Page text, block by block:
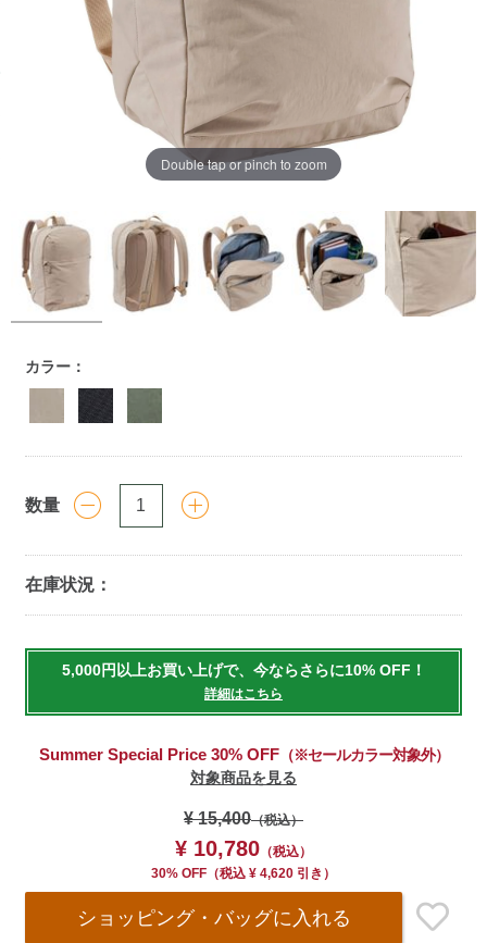
Double tap or pinch to zoom
https://www.llbean.co.jp/tote-
travel/backpack/backpacks/g/P5825558.html
カラー：
数量
在庫状況：
to
5,000円以上お買い上げで、今ならさらに10% OFF！
詳細はこちら
Summer Special Price 30% OFF（※セールカラー対象外）
対象商品を見る
¥ 15,400（税込）
¥ 10,780 （税込）
30% OFF （税込 ¥ 4,620 引き）
ショッピング・バッグに入れる